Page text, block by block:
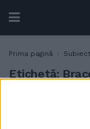
Prima pagină Subiect
Etichetă: